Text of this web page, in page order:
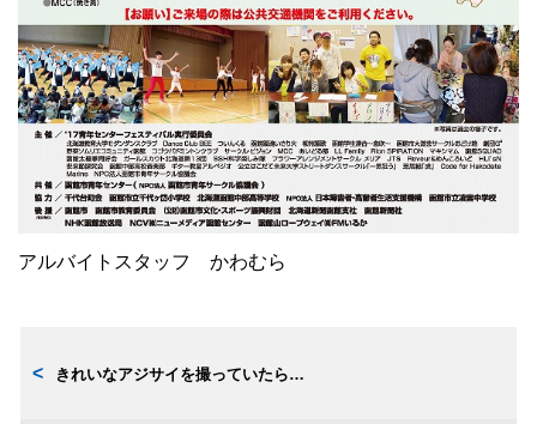
アルバイトスタッフ かわむら
きれいなアジサイを撮っていたら…